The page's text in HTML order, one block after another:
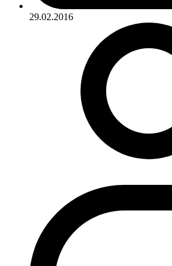
29.02.2016